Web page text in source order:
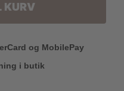
KURV
og MobilePay
i butik